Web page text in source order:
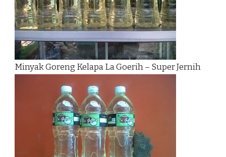
Minyak Goreng Kelapa La Goerih – Super Jernih